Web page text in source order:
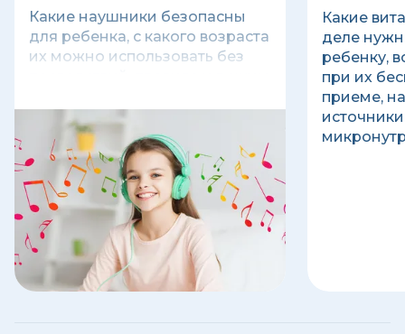
Какие наушники безопасны
для ребенка, с какого возраста
их можно использовать без
Какие
деле
ребенку,
при их
приеме,